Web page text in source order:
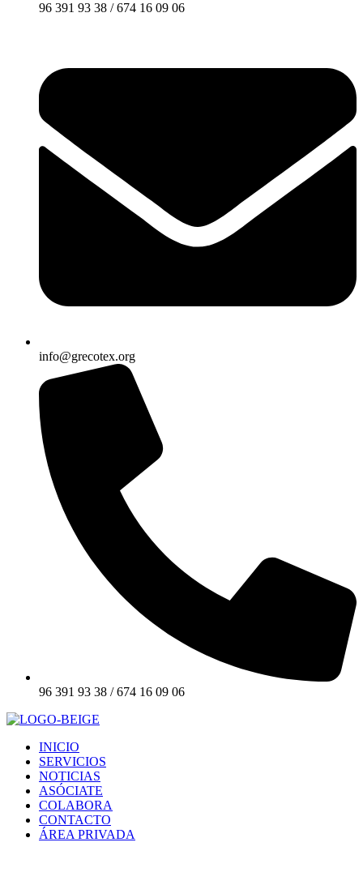
96 391 93 38 / 674 16 09 06
info@grecotex.org
96 391 93 38 / 674 16 09 06
INICIO
SERVICIOS
NOTICIAS
ASÓCIATE
COLABORA
CONTACTO
ÁREA PRIVADA